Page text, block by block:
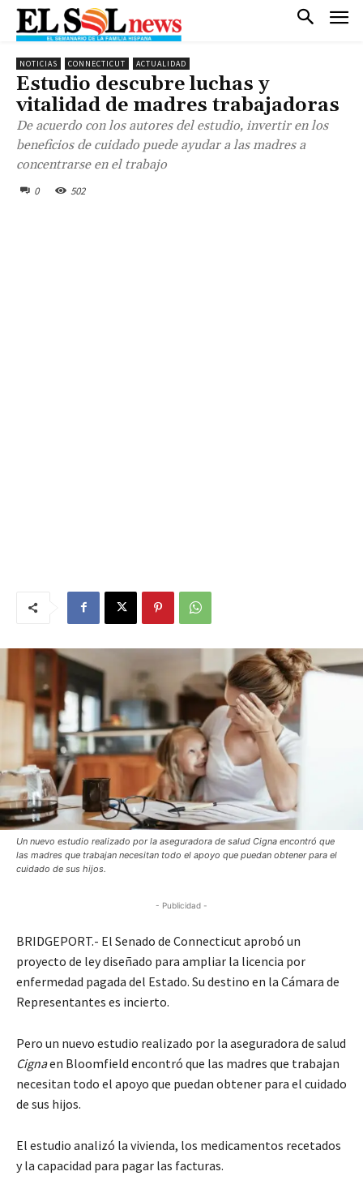
NOTICIAS CONNECTICUT ACTUALIDAD
Estudio descubre luchas y
vitalidad de madres trabajadoras
De acuerdo con los autores del estudio, invertir en los
beneficios de cuidado puede ayudar a las madres a
concentrarse en el trabajo
0 502
Un nuevo estudio realizado por la aseguradora de salud Cigna encontró que
las madres que trabajan necesitan todo el apoyo que puedan obtener para el
cuidado de sus hijos.
- Publicidad -
BRIDGEPORT.- El Senado de Connecticut aprobó un
proyecto de ley diseñado para ampliar la licencia por
enfermedad pagada del Estado. Su destino en la Cámara de
Representantes es incierto.
Pero un nuevo estudio realizado por la aseguradora de salud
Cignaen Bloomfield encontró que las madres que trabajan
necesitan todo el apoyo que puedan obtener para el cuidado
de sus hijos.
El estudio analizó la vivienda, los medicamentos recetados
y la capacidad para pagar las facturas.